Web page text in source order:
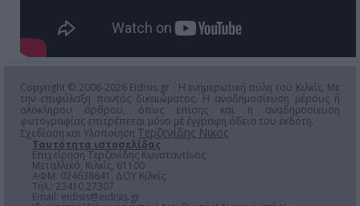
Copyright © 2006-2026 Eidisis.gr - Η ενημερωτική πύλη του Κιλκίς. Με
την επιφύλαξη παντός δικαιώματος. Η αναδημοσίευση μέρους ή
ολόκληρου άρθρου, όπως επίσης και η αναδημοσίευση
φωτογραφίας επιτρέπεται μόνο μέ έγγραφη άδεια του εκδότη.
Σχεδίαση και Υλοποίηση Τερζενίδης Νικος
Ταυτότητα ιστοσελίδας
Επιχείρηση Τερζενίδης Κωνσταντίνος
Μεταλλικό, Κιλκίς, 61100
ΑΦΜ: 024638641, ΔΟΥ Κιλκίς
Τηλ.: 23410 27307
Email: eidisis@eidisis.gr